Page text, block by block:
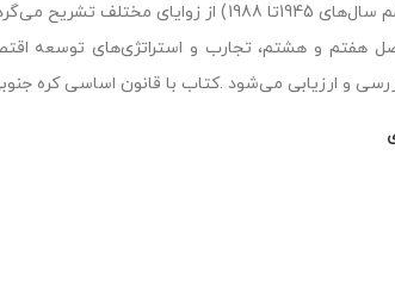
کره (جمهوری اول تا ششم سال‌های 1945تا
و ارزیابی می‌شود .کتاب با قانون اساسی کره